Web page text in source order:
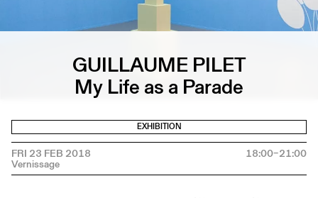
About
GUILLAUME PILET
My Life as a Parade
EXHIBITION
FRI 23 FEB 2018 18:00–21:00